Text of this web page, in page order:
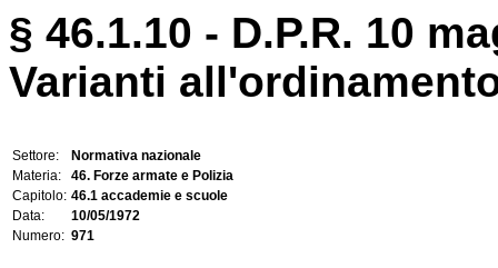
§ 46.1.10 - D.P.R. 10
Varianti
Settore:
Normativa nazionale
Materia:
46. Forze armate e Polizia
Capitolo: 46.1 accademie e scuole
Data:
10/05/1972
Numero: 971